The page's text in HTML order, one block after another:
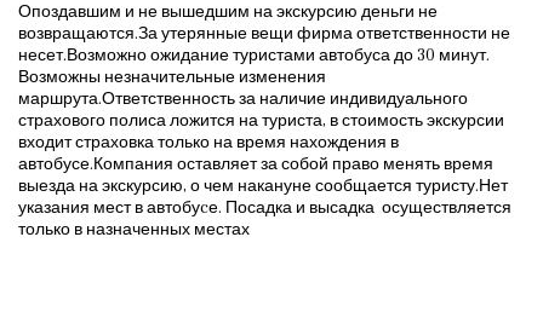
Опоздавшим и не вышедшим на экскурсию деньги не
возвращаются.За утерянные вещи фирма ответственности не
несет.Возможно ожидание туристами автобуса до 30 минут.
Возможны незначительные изменения
маршрута.Ответственность за наличие индивидуального
страхового полиса ложится на туриста, в стоимость экскурсии
входит страховка только на время нахождения в
автобусе.Компания оставляет за собой право менять время
выезда на экскурсию, о чем накануне сообщается туристу.Нет
указания мест в автобуcе. Посадка и высадка осуществляется
только в назначенных местах